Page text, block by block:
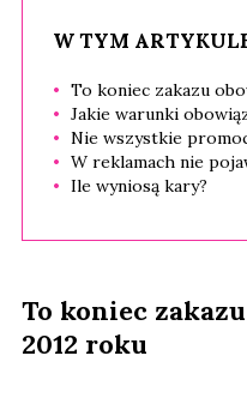
W TYM
To koniec zakazu
Jakie warunki
Nie wszystkie
W reklamach nie
Ile wyniosą kary?
To koniec
2012 roku